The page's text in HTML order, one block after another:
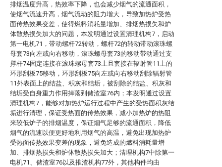
排烟温度升高，热效率下降，也会减少烟气的流通面积，
使烟气流速升高，烟气流动的阻力增大，导致加热炉受热
面传热效果变差，使得燃料消耗量增加、排烟热损失和炉
体散热损失加大的问题，本发明通过设置清理机构7，启动
第一电机71，带动螺杆72转动，螺杆72的转动带动滚珠螺
母套73向左或向右移动，滚珠螺母套73的移动带动通过支
撑杆74固定连接在滚珠螺母套73上且套接在辐射管11上的
环形刮板75移动，环形刮板75向左或向右移动刮除辐射管
11外表面上的结盐、积灰和结垢，被刮除的结盐、积灰和
结垢受自身重力作用掉落到储渣室76内；本发明通过设置
清理机构7，能够对加热炉运行过程中产生的受热面积灰结
垢进行清理，保证受热面的传热效果，减小加热炉的热阻
来较低炉子的排烟温度，保证烟气足够的流通面积，降低
烟气的流速以便更好地利用烟气的高温，避免出现加热炉
受热面传热效果变差的现象，避免造成的燃料消耗量增
加、排烟热损失和炉体散热损失加大；清理机构7中除第一
电机71、储渣室76以及推渣机构77外，其他构件均由